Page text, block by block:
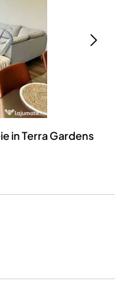
in Terra Gardens